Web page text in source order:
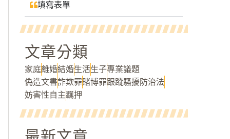
填寫表單
文章分類
家庭離婚結婚生活生子專業議題
偽造文書詐欺罪賭博罪跟蹤騷擾防治法
妨害性自主羈押